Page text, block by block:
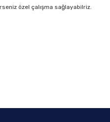
özel çalışma sağlayabilriz.